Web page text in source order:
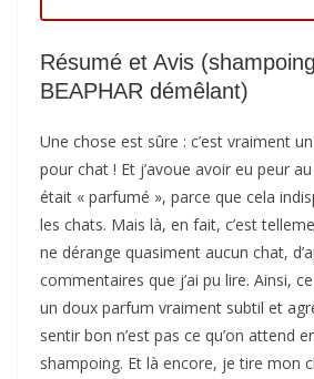
Résumé et Avis
BEAPHAR démêlant)
Une chose est sûre : c’est vraiment
pour chat ! Et j’avoue avoir eu peur
était « parfumé », parce que cela
les chats. Mais là, en fait, c’est
ne dérange quasiment aucun chat,
commentaires que j’ai pu lire. Ainsi,
un doux parfum vraiment subtil et
sentir bon n’est pas ce qu’on attend
shampoing. Et là encore, je tire mon